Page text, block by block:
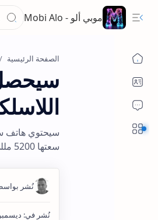
موبي ألو - Mobi Alo
الصفحة الرئيسية
سعتها 5200 مللي أمبير في حوالي ساعة واحدة.